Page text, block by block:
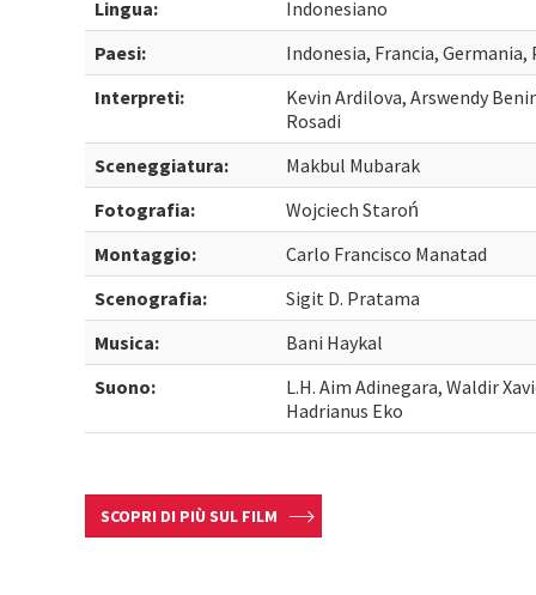
Lingua:
Indonesiano
Paesi:
Indonesia, Francia,
Interpreti:
Kevin Ardilova, Arswendy
Rosadi
Sceneggiatura:
Makbul Mubarak
Fotografia:
Wojciech Staroń
Montaggio:
Carlo Francisco Manatad
Scenografia:
Sigit D. Pratama
Musica:
Bani Haykal
Suono:
L.H. Aim Adinegara, Waldir
Hadrianus Eko
SCOPRI DI PIÙ SUL FILM